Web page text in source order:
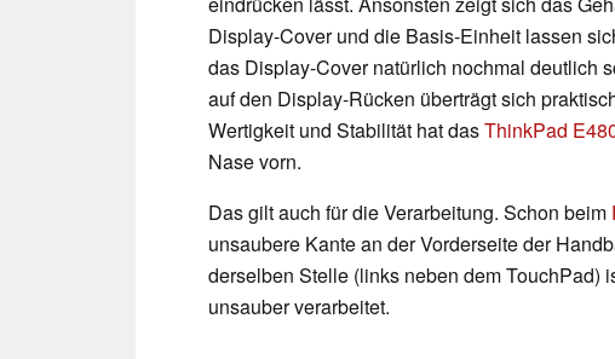
Display-Cover und die Basis-Einheit lassen
das Display-Cover natürlich nochmal deutlich
auf den Display-Rücken überträgt sich
Wertigkeit und Stabilität hat dasThinkPad
Nase vorn.
Das gilt auch für die Verarbeitung. Schon beim
unsaubere Kante an der Vorderseite der
derselben Stelle (links neben dem TouchPad)
unsauber verarbeitet.